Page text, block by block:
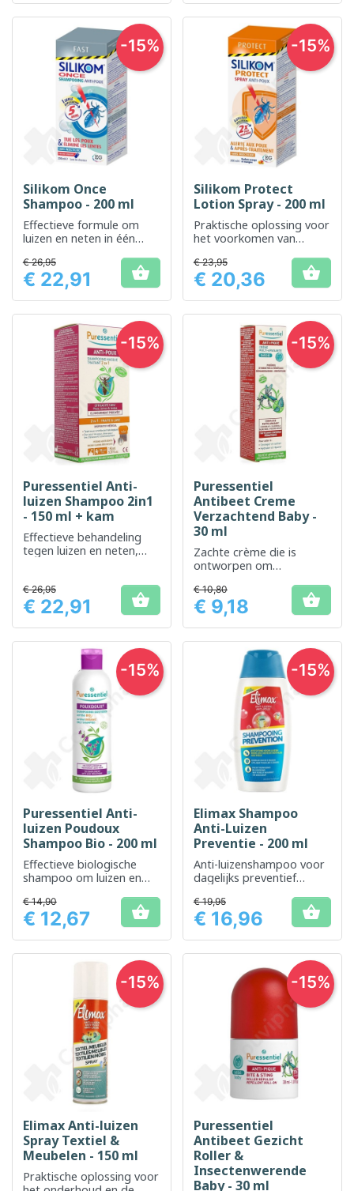
Silikom Once
Shampoo - 200 ml
Effectieve formule om
luizen en neten in één
elimineren
Prijs
€ 26,95
€ 22,91 
-15%
Silikom Protect
Lotion Spray - 200 ml
Praktische oplossing voor
het voorkomen van
Prijs
€ 23,95
€ 20,36 
-15%
Puressentiel Anti-
luizen Shampoo 2in1
- 150 ml + kam
Effectieve behandeling
tegen luizen en neten,
Prijs
€ 26,95
€ 22,91 
-15%
Puressentiel
Antibeet Creme
Verzachtend Baby -
30 ml
Zachte crème die is
ontworpen om
veroorzaakt door beten
bij baby's te verzachten
Prijs
€ 10,80
€ 9,18 
-15%
Puressentiel Anti-
luizen Poudoux
Shampoo Bio - 200 ml
Effectieve biologische
shampoo om luizen en
Prijs
€ 14,90
€ 12,67 
-15%
Elimax Shampoo
Anti-Luizen
Preventie - 200 ml
Anti-luizenshampoo voor
dagelijks preventief
Prijs
€ 19,95
€ 16,96 
-15%
Elimax Anti-luizen
Spray Textiel &
Meubelen - 150 ml
Praktische oplossing voor
-15%
Puressentiel
Antibeet Gezicht
Roller &
Insectenwerende
Baby - 30 ml
-15%